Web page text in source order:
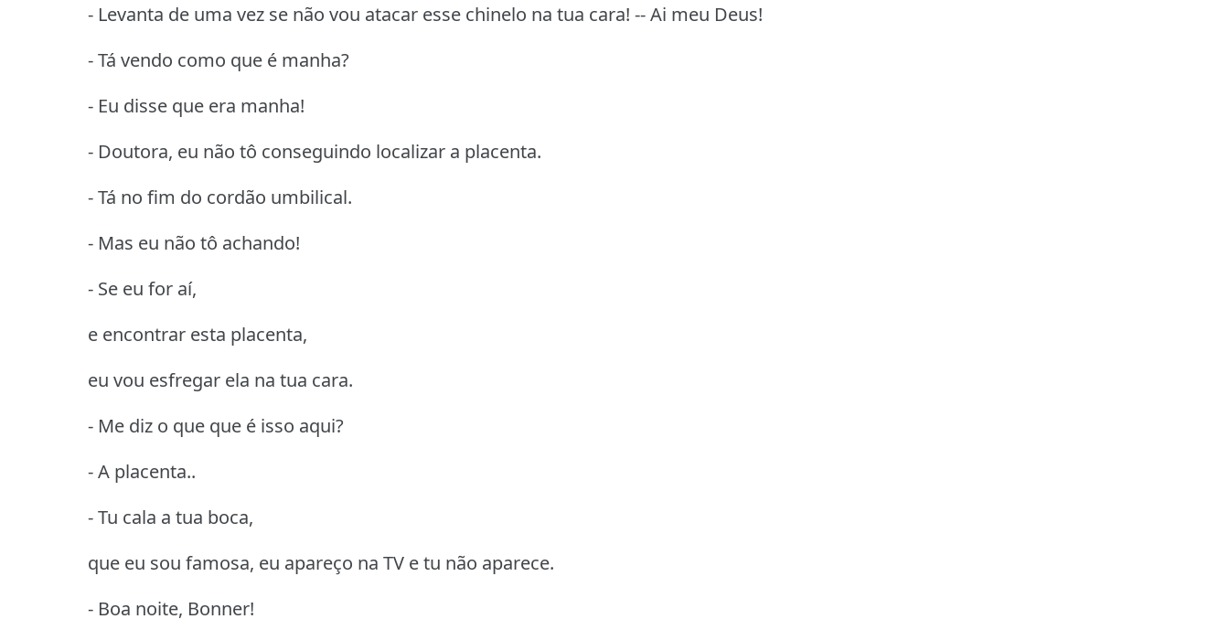
- Levanta de uma vez se não vou atacar esse chinelo na tua cara! -- Ai meu Deus!
- Tá vendo como que é manha?
- Eu disse que era manha!
- Doutora, eu não tô conseguindo localizar a placenta.
- Tá no fim do cordão umbilical.
- Mas eu não tô achando!
- Se eu for aí,
e encontrar esta placenta,
eu vou esfregar ela na tua cara.
- Me diz o que que é isso aqui?
- A placenta..
- Tu cala a tua boca,
que eu sou famosa, eu apareço na TV e tu não aparece.
- Boa noite, Bonner!